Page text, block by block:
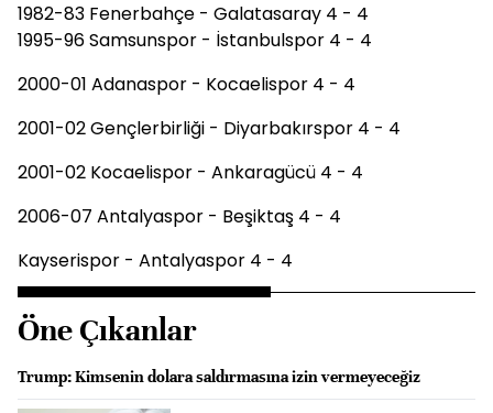
1982-83 Fenerbahçe - Galatasaray 4 - 4
1995-96 Samsunspor - İstanbulspor 4 - 4
2000-01 Adanaspor - Kocaelispor 4 - 4
2001-02 Gençlerbirliği - Diyarbakırspor 4 - 4
2001-02 Kocaelispor - Ankaragücü 4 - 4
2006-07 Antalyaspor - Beşiktaş 4 - 4
Kayserispor - Antalyaspor 4 - 4
Öne Çıkanlar
Trump: Kimsenin dolara saldırmasına izin vermeyeceğiz